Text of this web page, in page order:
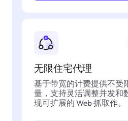
无限住宅代理
基于带宽的计费提供不受
量，支持灵活调整并发和
现可扩展的 Web 抓取作。